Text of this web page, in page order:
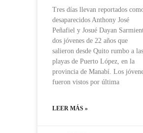
Tres días llevan reportados
desaparecidos Anthony José
Peñafiel y Josué Dayan
dos jóvenes de 22 años que
salieron desde Quito rumbo a las
playas de Puerto López, en la
provincia de Manabí. Los
fueron vistos por última
LEER MÁS »